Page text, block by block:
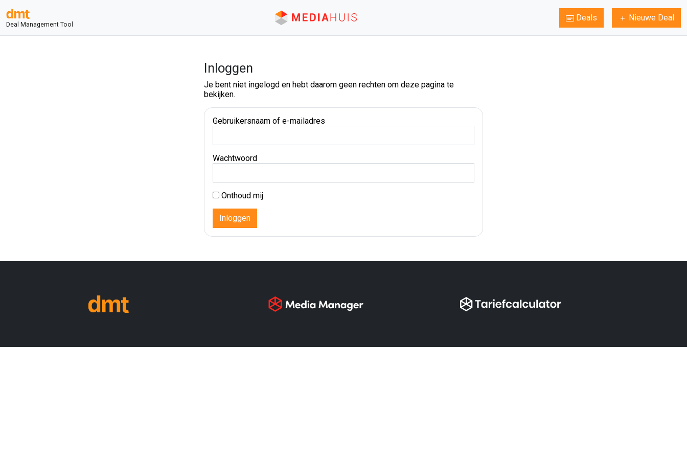
Deal Management Tool
Deals Nieuwe Deal
Inloggen
Je bent niet ingelogd en hebt daarom geen rechten om deze pagina te
bekijken.
Gebruikersnaam of e-mailadres
Wachtwoord
Onthoud mij